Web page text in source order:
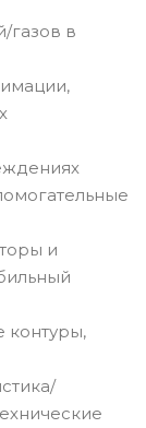
газов в
и
контуры,